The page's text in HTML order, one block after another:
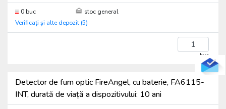
0 buc
stoc general
Verificați și alte depozit (5)
buc
Detector de fum optic FireAngel, cu baterie, FA6115-
INT, durată de viață a dispozitivului: 10 ani